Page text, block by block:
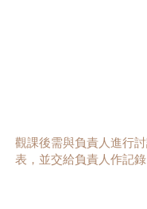
觀課後需與負責人進行
表，並交給負責人作記錄